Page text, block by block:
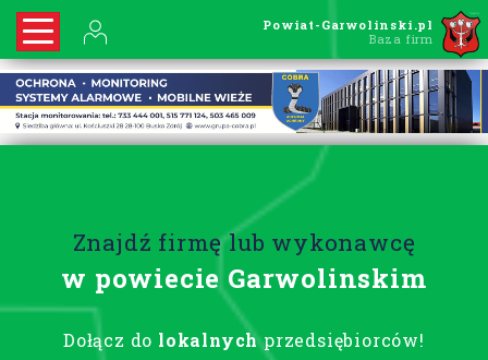
Powiat-Garwolinski.pl
Baza firm
Znajdź firmę lub wykonawcę
w powiecie Garwolinskim
Dołącz do lokalnych przedsiębiorców!